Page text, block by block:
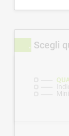
Scegli